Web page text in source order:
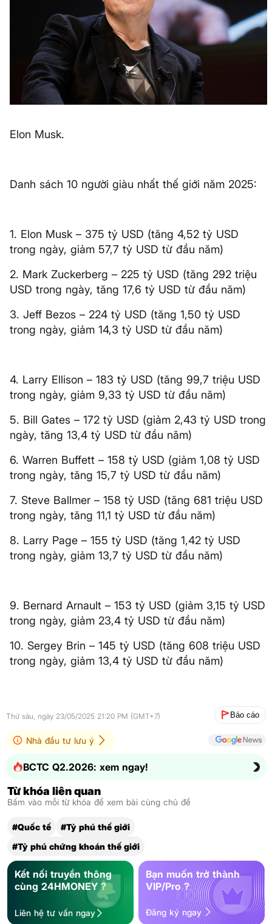
Elon Musk.
Danh sách 10 người giàu nhất thế giới năm 2025:
1. Elon Musk – 375 tỷ USD (tăng 4,52 tỷ USD
trong ngày, giảm 57,7 tỷ USD từ đầu năm)
2. Mark Zuckerberg – 225 tỷ USD (tăng 292 triệu
USD trong ngày, tăng 17,6 tỷ USD từ đầu năm)
3. Jeff Bezos – 224 tỷ USD (tăng 1,50 tỷ USD
trong ngày, giảm 14,3 tỷ USD từ đầu năm)
4. Larry Ellison – 183 tỷ USD (tăng 99,7 triệu USD
trong ngày, giảm 9,33 tỷ USD từ đầu năm)
5. Bill Gates – 172 tỷ USD (giảm 2,43 tỷ USD trong
ngày, tăng 13,4 tỷ USD từ đầu năm)
6. Warren Buffett – 158 tỷ USD (giảm 1,08 tỷ USD
trong ngày, tăng 15,7 tỷ USD từ đầu năm)
7. Steve Ballmer – 158 tỷ USD (tăng 681 triệu USD
trong ngày, tăng 11,1 tỷ USD từ đầu năm)
8. Larry Page – 155 tỷ USD (tăng 1,42 tỷ USD
trong ngày, giảm 13,7 tỷ USD từ đầu năm)
9. Bernard Arnault – 153 tỷ USD (giảm 3,15 tỷ USD
trong ngày, giảm 23,4 tỷ USD từ đầu năm)
10. Sergey Brin – 145 tỷ USD (tăng 608 triệu USD
trong ngày, giảm 13,4 tỷ USD từ đầu năm)
Thứ sáu, ngày 23/05/2025 21:20 PM (GMT+7) Báo cáo
Nhà đầu tư lưu ý
BCTC Q2.2026: xem ngay!
Từ khóa liên quan
Bấm vào mỗi từ khóa để xem bài cùng chủ đề
#Quốc tế
#Tỷ phú thế giới
#Tỷ phú chứng khoán thế giới
Kết nối truyền thông
cùng 24HMONEY ?
Liên hệ tư vấn ngay
Bạn muốn trở thành
VIP/Pro ?
Đăng ký ngay